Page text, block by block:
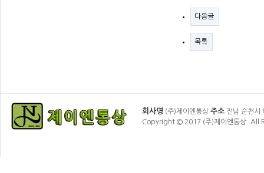
다음글
목록
회사명 (주)제이엔통상 주소 전남 순천시
Copyright © 2017 (주)제이엔통상. All